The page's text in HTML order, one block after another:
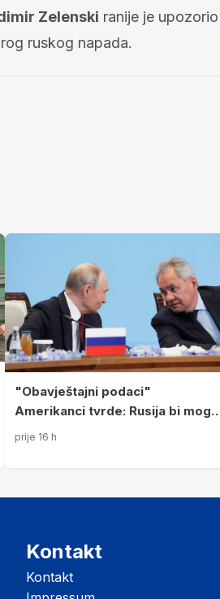
Zelenski ranije je upozorio
ruskog napada.
"Obavještajni podaci"
Amerikanci tvrde: Rusija bi
napasti članicu NATO-a, poznato
prije 16 h
Kontakt
Kontakt